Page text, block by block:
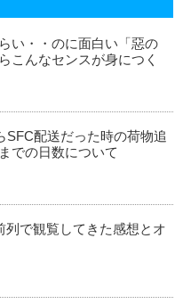
い・・のに面白い「惡の
こんなセンスが身につく
SFC配送だった時の荷物追
での日数について
列で観覧してきた感想とオ